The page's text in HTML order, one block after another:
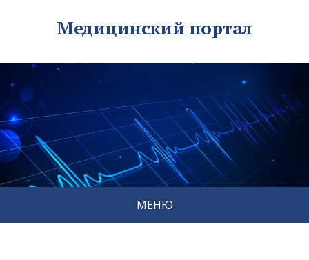
Медицинский портал
МЕНЮ